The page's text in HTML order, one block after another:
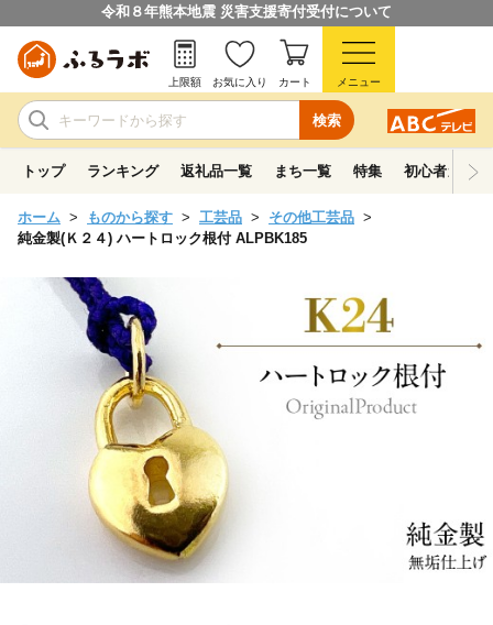
令和８年熊本地震 災害支援寄付受付について
検索
上限額 お気に入り カート メニュー
トップ ランキング 返礼品一覧 まち一覧 特集 初心者ガイド
ホーム ものから探す 工芸品
その他工芸品
純金製(Ｋ２４) ハートロック根付 ALPBK185